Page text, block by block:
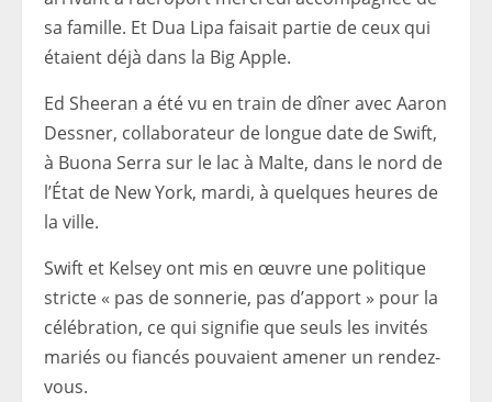
sa famille. Et Dua Lipa faisait partie de ceux qui
étaient déjà dans la Big Apple.
Ed Sheeran a été vu en train de dîner avec Aaron
Dessner, collaborateur de longue date de Swift,
à Buona Serra sur le lac à Malte, dans le nord de
l’État de New York, mardi, à quelques heures de
la ville.
Swift et Kelsey ont mis en œuvre une politique
stricte « pas de sonnerie, pas d’apport » pour la
célébration, ce qui signifie que seuls les invités
mariés ou fiancés pouvaient amener un rendez-
vous.